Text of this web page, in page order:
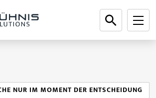
NUR IM MOMENT DER ENTSCHEIDUNG